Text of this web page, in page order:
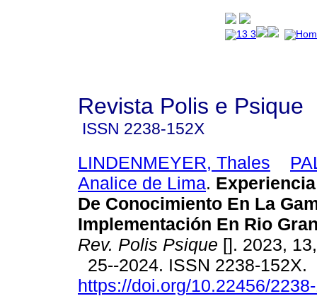
Revista Polis e Psique
ISSN 2238-152X
LINDENMEYER, Thales
Analice de Lima.
De Conocimiento En La
Implementación En Rio
Rev. Polis Psique []. 2023,
25--2024. ISSN 2238-152X.
https://doi.org/10.22456/